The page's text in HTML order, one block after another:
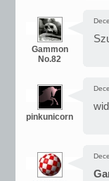
Gammon
No.82
pinkunicorn